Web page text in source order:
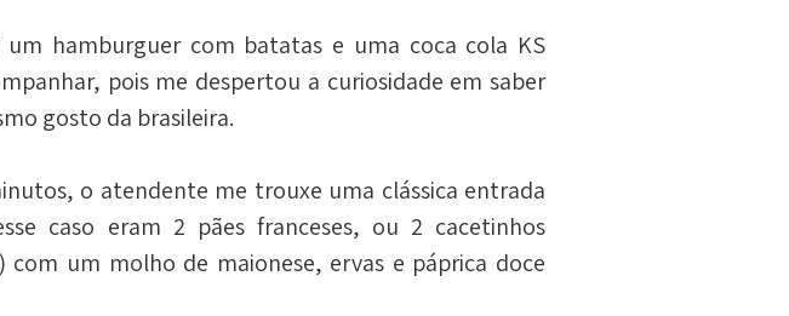
hamburguer com batatas e uma coca cola KS
pois me despertou a curiosidade em saber
gosto da brasileira.
o atendente me trouxe uma clássica entrada
caso eram 2 pães franceses, ou 2 cacetinhos
com um molho de maionese, ervas e páprica doce